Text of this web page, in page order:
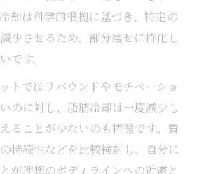
却は科学的根拠に基づき、特定の
少させるため、部分痩せに特化し
です。
トではリバウンドやモチベーショ
のに対し、脂肪冷却は一度減少し
ることが少ないのも特徴です。費
持続性などを比較検討し、自分に
が理想のボディラインへの近道と